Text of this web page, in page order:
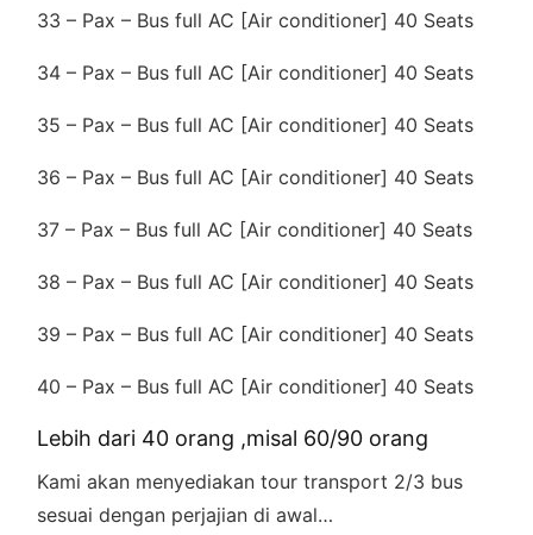
33 – Pax – Bus full AC [Air conditioner] 40 Seats
34 – Pax – Bus full AC [Air conditioner] 40 Seats
35 – Pax – Bus full AC [Air conditioner] 40 Seats
36 – Pax – Bus full AC [Air conditioner] 40 Seats
37 – Pax – Bus full AC [Air conditioner] 40 Seats
38 – Pax – Bus full AC [Air conditioner] 40 Seats
39 – Pax – Bus full AC [Air conditioner] 40 Seats
40 – Pax – Bus full AC [Air conditioner] 40 Seats
Lebih dari 40 orang ,misal 60/90 orang
Kami akan menyediakan tour transport 2/3 bus
sesuai dengan perjajian di awal…